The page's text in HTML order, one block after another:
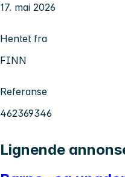
17. mai 2026
Hentet fra
FINN
Referanse
462369346
Lignende